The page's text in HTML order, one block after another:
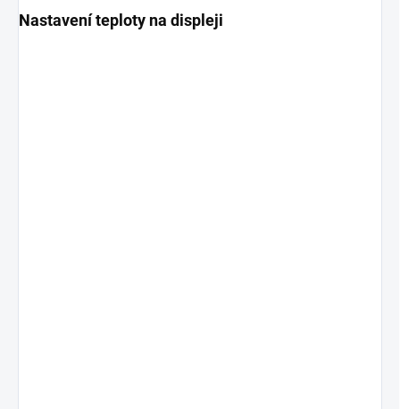
Nastavení teploty na displeji